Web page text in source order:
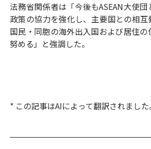
法務省関係者は「今後もASEAN大使
政策の協力を強化し、主要国との相
国民・同胞の海外出入国および居住の
努める」と強調した。
* この記事はAIによって翻訳されました